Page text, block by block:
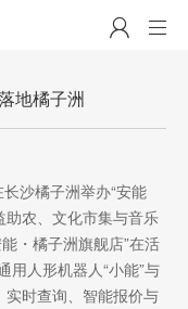
地橘子洲
沙橘子洲举办“安能
助农、文化市集与音乐
・橘子洲旗舰店”在活
用人形机器人“小能”与
实时查询、智能报价与